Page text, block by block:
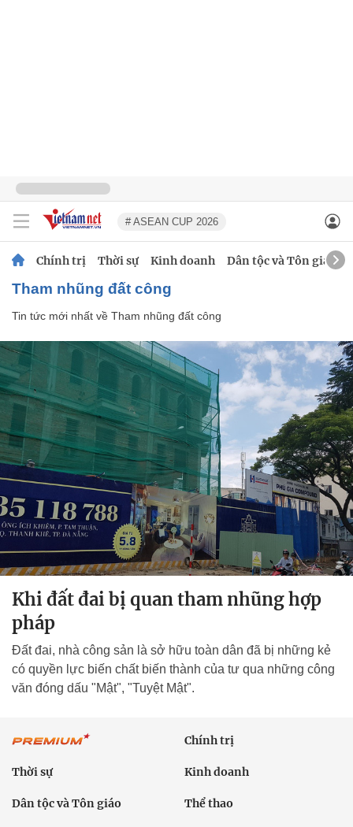
# ASEAN CUP 2026
Chính trị Thời sự Kinh doanh Dân tộc và Tôn giáo
Tham nhũng đất công
Tin tức mới nhất về Tham nhũng đất công
Khi đất đai bị quan tham nhũng hợp
pháp
Đất đai, nhà công sản là sở hữu toàn dân đã bị những kẻ
có quyền lực biến chất biến thành của tư qua những công
văn đóng dấu "Mật", "Tuyệt Mật".
Chính trị
Thời sự Kinh doanh
Dân tộc và Tôn giáo Thể thao